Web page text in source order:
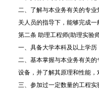
二、了解与本业务有关的专
关人员的指导下，能够完成一
第二条 助理工程师(助理实验
一、具备大学本科及以上学历
二、基本掌握与本业务有关
设备，并了解其原理和性能，
三、参加过一定数量的工程